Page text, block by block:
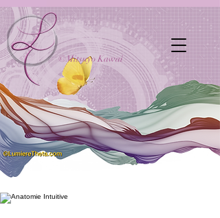
©Mitsuyo Kawai